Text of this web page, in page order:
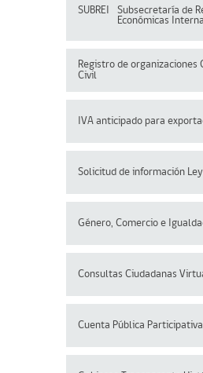
SUBREI
Subsecretaría de
Económicas
Registro de organizaciones
Civil
IVA anticipado para
Solicitud de información
Género, Comercio e
Consultas Ciudadanas
Cuenta Pública Participativa